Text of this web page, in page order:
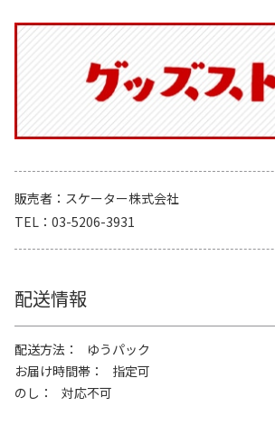
販売者
スケーター株式会社
TEL
03-5206-3931
配送情報
配送方法
ゆうパック
お届け時間帯
指定可
のし
対応不可